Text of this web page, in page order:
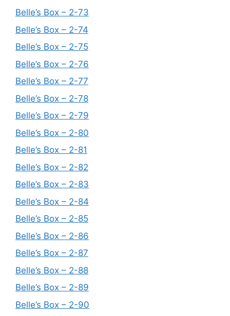
Belle’s Box – 2-73
Belle’s Box – 2-74
Belle’s Box – 2-75
Belle’s Box – 2-76
Belle’s Box – 2-77
Belle’s Box – 2-78
Belle’s Box – 2-79
Belle’s Box – 2-80
Belle’s Box – 2-81
Belle’s Box – 2-82
Belle’s Box – 2-83
Belle’s Box – 2-84
Belle’s Box – 2-85
Belle’s Box – 2-86
Belle’s Box – 2-87
Belle’s Box – 2-88
Belle’s Box – 2-89
Belle’s Box – 2-90